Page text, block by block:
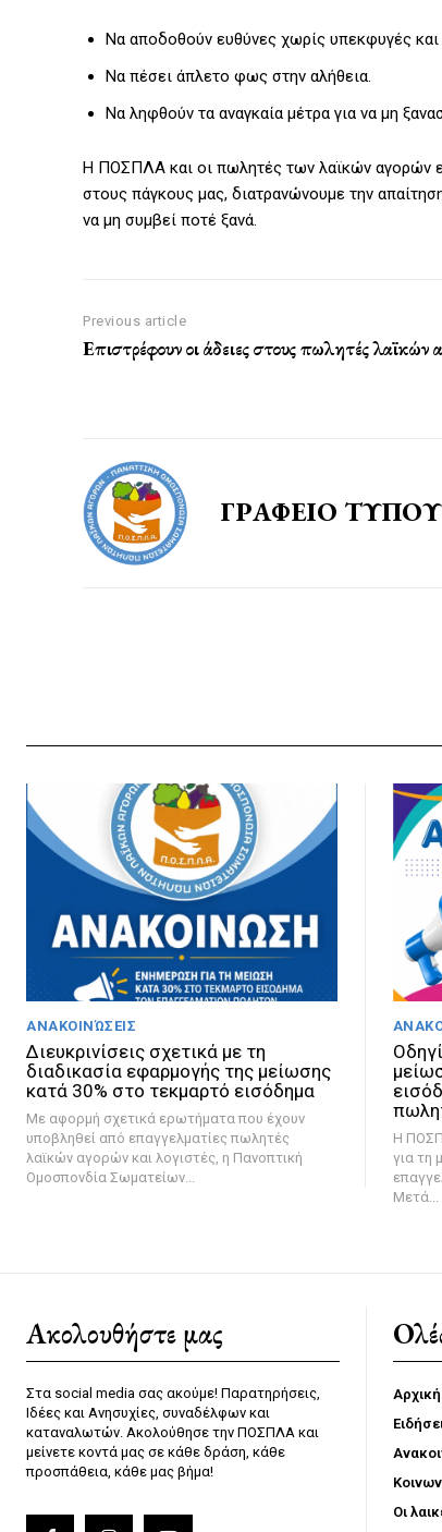
Να αποδοθούν ευθύνες χωρίς υπεκφυγές
Να πέσει άπλετο φως στην αλήθεια.
Να ληφθούν τα αναγκαία μέτρα για να μη
Η ΠΟΣΠΛΑ και οι πωλητές των λαϊκών αγορών
στους πάγκους μας, διατρανώνουμε την
να μη συμβεί ποτέ ξανά.
Previous article
Επιστρέφουν οι άδειες στους πωλητές λαϊκών
ΓΡΑΦΕΙΟ ΤΥΠΟΥ
ΑΝΑΚΟΙΝΏΣΕΙΣ
Διευκρινίσεις σχετικά με τη
διαδικασία εφαρμογής της μείωσης
κατά 30% στο τεκμαρτό εισόδημα
Με αφορμή σχετικά ερωτήματα που έχουν
υποβληθεί από επαγγελματίες πωλητές
λαϊκών αγορών και λογιστές, η Πανοπτική
Ομοσπονδία Σωματείων...
Η
για τη
Μετά...
Ακολουθήστε μας
Στα social media σας ακούμε! Παρατηρήσεις,
Ιδέες και Ανησυχίες, συναδέλφων και
καταναλωτών. Ακολούθησε την ΠΟΣΠΛΑ και
μείνετε κοντά μας σε κάθε δράση, κάθε
προσπάθεια, κάθε μας βήμα!
Αρχική
Οι